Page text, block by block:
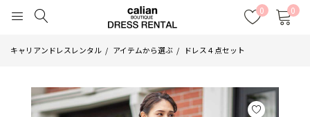
0 0
キャリアンドレスレンタル アイテムから選ぶ ドレス４点セット